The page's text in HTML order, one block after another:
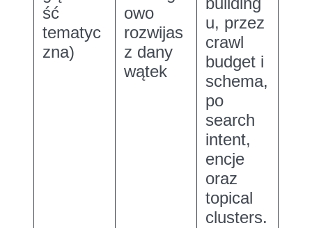
ść
tematyc
zna)
owo
rozwijas
z dany
wątek
u, przez
crawl
budget i
schema,
po
search
intent,
encje
oraz
topical
clusters.